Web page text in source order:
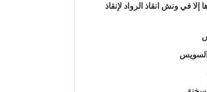
إلا في ونش انقاذ الرواد لإنقاذ